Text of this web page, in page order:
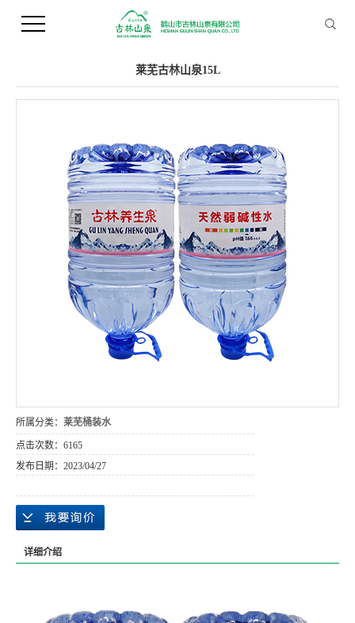
您当前的位置 ： 首 页>>产品中心>>桶装水
莱芜古林山泉15L
所属分类： 莱芜桶装水
点击次数： 6165
发布日期： 2023/04/27
详细介绍